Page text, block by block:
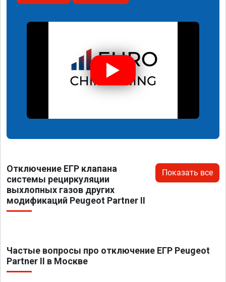
Отключение ЕГР клапана
системы рециркуляции
выхлопных газов других
модификаций Peugeot Partner II
Показать все
Частые вопросы про отключение ЕГР Peugeot
Partner II в Москве